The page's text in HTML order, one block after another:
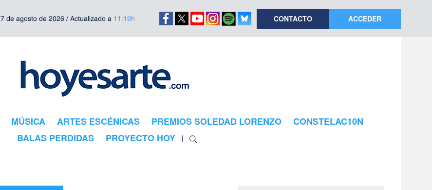
7 de agosto de 2026 / Actualizado a 11:19h CONTACTO ACCEDER
MÚSICA ARTES ESCÉNICAS PREMIOS SOLEDAD LORENZO
CONSTELAC10N
BALAS PERDIDAS
PROYECTO HOY